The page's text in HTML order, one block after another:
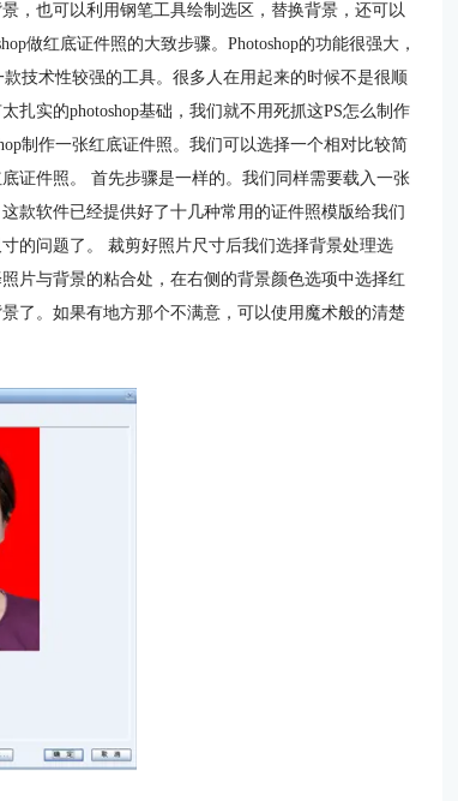
，也可以利用钢笔工具绘制选区，替换背景，还可以
做红底证件照的大致步骤。Photoshop的功能很强大，
技术性较强的工具。很多人在用起来的时候不是很顺
扎实的photoshop基础，我们就不用死抓这PS怎么制作
制作一张红底证件照。我们可以选择一个相对比较简
证件照。 首先步骤是一样的。我们同样需要载入一张
款软件已经提供好了十几种常用的证件照模版给我们
的问题了。 裁剪好照片尺寸后我们选择背景处理选
片与背景的粘合处，在右侧的背景颜色选项中选择红
了。如果有地方那个不满意，可以使用魔术般的清楚